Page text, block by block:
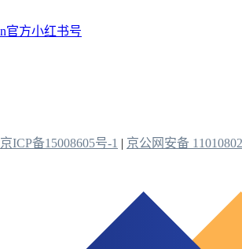
京ICP备15008605号-1 | 京公网安备